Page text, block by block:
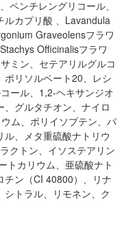
ペンチレングリコール、
ルカプリ酸 、Lavandula
Graveolensフラワ
Officinalisフラワ
ミン、セテアリルグルコ
ポリソルベート20、レシ
ール、1,2-ヘキサンジオ
グルタチオン、ナイロ
ム、ポリイソブテン、パ
、メタ重硫酸ナトリウ
クトン、イソステアリン
トカリウム、亜硫酸ナト
チン（CI 40800）、リナ
トラル、リモネン、ク